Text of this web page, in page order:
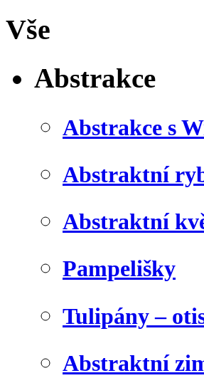
Vše
Abstrakce
Abstrakce s
Abstraktní
Abstraktní
Pampelišky
Tulipány –
Abstraktní